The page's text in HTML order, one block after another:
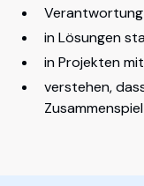
in Lösungen
in Projekten
verstehen,